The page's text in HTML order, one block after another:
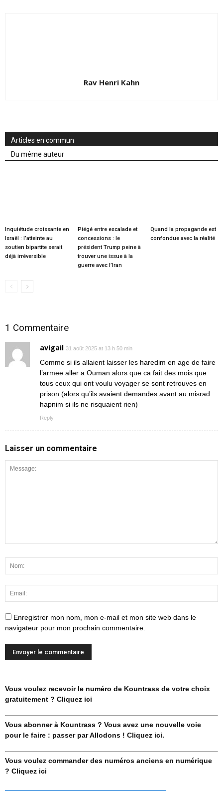
Rav Henri Kahn
Articles en commun
Du même auteur
Inquiétude croissante en
Israël : l’atteinte au
soutien bipartite serait
déjà irréversible
Piégé entre escalade et
concessions : le
président Trump peine à
trouver une issue à la
guerre avec l’Iran
Quand la propagande est
confondue avec la réalité
1 Commentaire
avigail 31 août 2025 at 13 h 50 min
Comme si ils allaient laisser les haredim en age de faire
l’armee aller a Ouman alors que ca fait des mois que
tous ceux qui ont voulu voyager se sont retrouves en
prison (alors qu’ils avaient demandes avant au misrad
hapnim si ils ne risquaient rien)
Reply
Laisser un commentaire
Enregistrer mon nom, mon e-mail et mon site web dans le
navigateur pour mon prochain commentaire.
Vous voulez recevoir le numéro de Kountrass de votre choix
gratuitement ? Cliquez ici
Vous abonner à Kountrass ? Vous avez une nouvelle voie
pour le faire : passer par Allodons ! Cliquez ici.
Vous voulez commander des numéros anciens en numérique
? Cliquez ici